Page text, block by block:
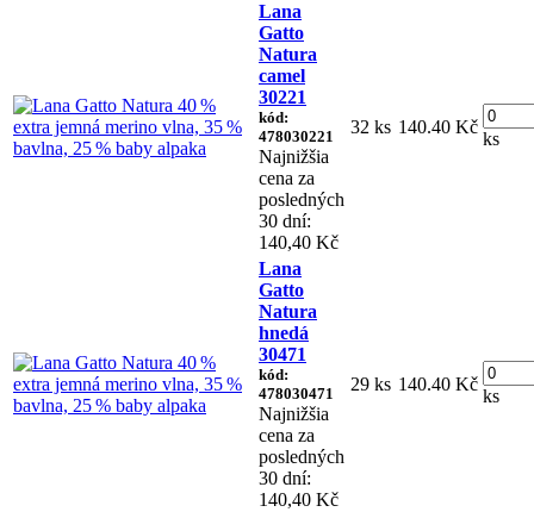
Lana
Gatto
Natura
camel
30221
kód:
478030221
Najnižšia
cena za
posledných
30 dní:
140,40 Kč
32 ks 140.40 Kč
ks
Lana
Gatto
Natura
hnedá
30471
kód:
478030471
Najnižšia
cena za
posledných
30 dní:
140,40 Kč
29 ks 140.40 Kč
ks